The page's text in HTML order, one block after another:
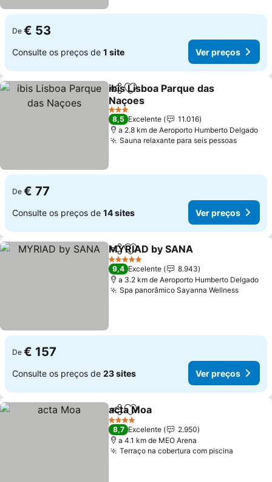
De € 53
Consulte os preços de 1 site Ver preços
PartilharAdicionar aos favoritos
ibis Lisboa Parque das
Naçoes
Ver preços
3 Estrelas
8,5 Excelente
11.016
a 2.8 km de Aeroporto Humberto Delgado
Sauna relaxante para seis pessoasVer
De € 77
Consulte os preços de 14 sites Ver preços
PartilharAdicionar aos favoritos
MYRIAD by SANA
5 Estrelas
9,4 Excelente
8.943
a 3.2 km de Aeroporto Humberto Delgado
Spa panorâmico Sayanna WellnessVer
De € 157
Consulte os preços de 23 sites Ver preços
PartilharAdicionar aos favoritos
acta Moa
4 Estrelas
8,7 Excelente
2.950
a 4.1 km de MEO Arena
Terraço na cobertura com piscina